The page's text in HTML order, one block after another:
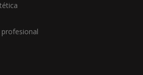
profesional